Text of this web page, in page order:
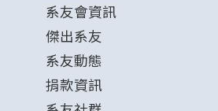
系友會資訊
傑出系友
系友動態
捐款資訊